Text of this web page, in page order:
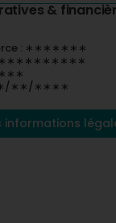
&
: ∗∗∗∗∗∗∗
: ∗∗∗∗∗∗∗∗∗∗
∗∗/∗∗∗∗
informations